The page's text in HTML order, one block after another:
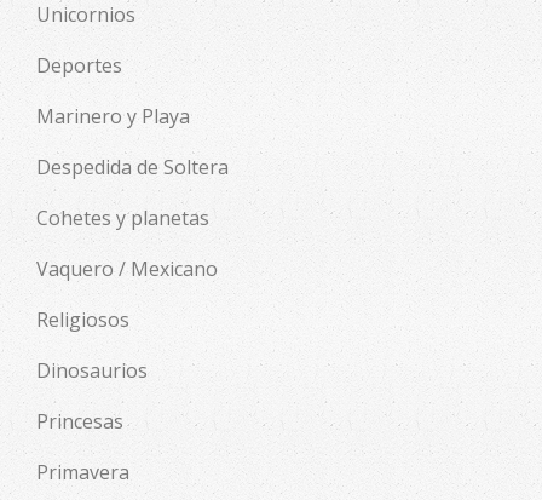
Unicornios
Deportes
Marinero y Playa
Despedida de Soltera
Cohetes y planetas
Vaquero / Mexicano
Religiosos
Dinosaurios
Princesas
Primavera